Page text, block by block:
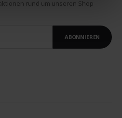
rund um unseren Shop
ABONNIEREN